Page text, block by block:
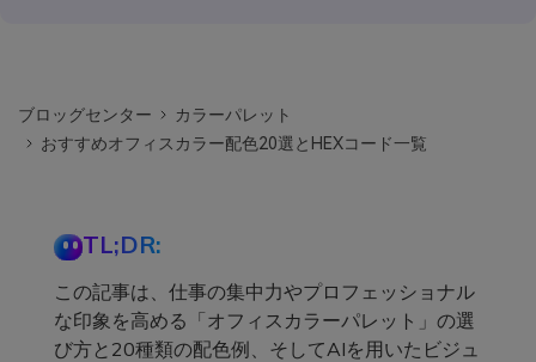
ブロッグセンター
カラーパレット
おすすめオフィスカラー配色20選とHEXコード一覧
TL;DR:
この記事は、仕事の集中力やプロフェッショナル
な印象を高める「オフィスカラーパレット」の選
び方と20種類の配色例、そしてAIを用いたビジュ